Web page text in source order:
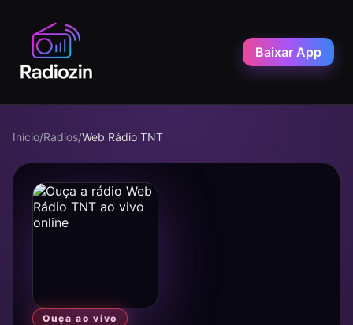
Baixar App
Início/Rádios/Web Rádio TNT
Ouça ao vivo